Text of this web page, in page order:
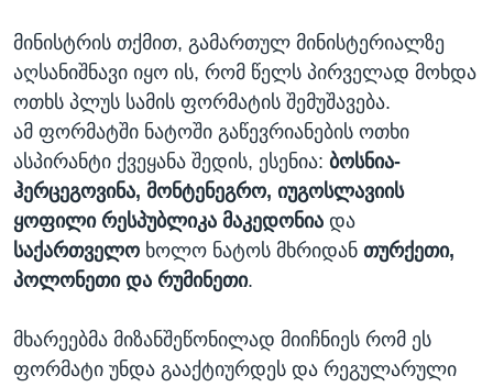
მინისტრის თქმით, გამართულ მინისტერიალზე
აღსანიშნავი იყო ის, რომ წელს პირველად მოხდა
ოთხს პლუს სამის ფორმატის შემუშავება.
ამ ფორმატში ნატოში გაწევრიანების ოთხი
ასპირანტი ქვეყანა შედის, ესენია: ბოსნია-
ჰერცეგოვინა, მონტენეგრო, იუგოსლავიის
ყოფილი რესპუბლიკა მაკედონია და
საქართველო ხოლო ნატოს მხრიდან თურქეთი,
პოლონეთი და რუმინეთი.
მხარეებმა მიზანშეწონილად მიიჩნიეს რომ ეს
ფორმატი უნდა გააქტიურდეს და რეგულარული